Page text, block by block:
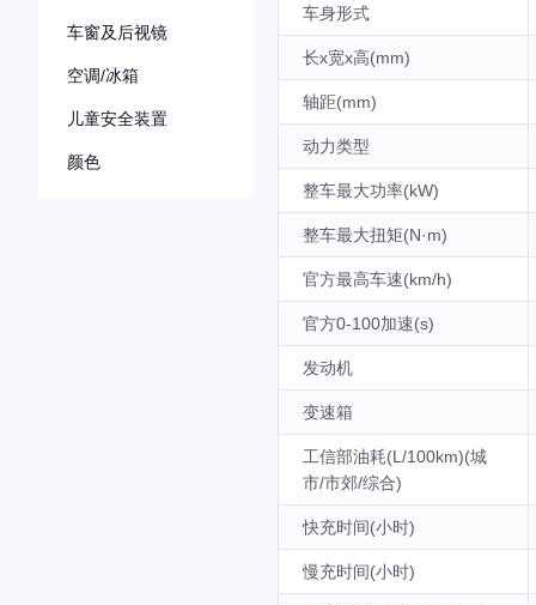
车窗及后视镜
空调/冰箱
儿童安全装置
颜色
车身形式
长x宽x高(mm)
轴距(mm)
动力类型
整车最大功率(kW)
整车最大扭矩(N·m)
官方最高车速(km/h)
官方0-100加速(s)
发动机
变速箱
工信部油耗(L/100km)(城
市/市郊/综合)
快充时间(小时)
慢充时间(小时)